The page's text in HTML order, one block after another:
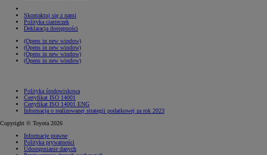
Skontaktuj się z nami
Polityka ciasteczek
Deklaracja dostępności
(Opens in new window)
(Opens in new window)
(Opens in new window)
(Opens in new window)
Polityka środowiskowa
Certyfikat ISO 14001
Certyfikat ISO 14001 ENG
Informacja o realizowanej strategii podatkowej za rok 2023
Copyright © Toyota 2026
Informacje prawne
Polityka prywatności
Udostępnianie danych